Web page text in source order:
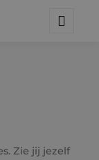
Zie jij jezelf